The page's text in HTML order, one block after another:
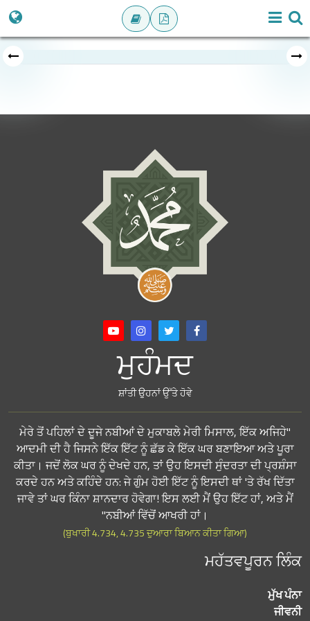
ਮੁਹੰਮਦ
ਸ਼ਾਂਤੀ ਉਹਨਾਂ ਉੱਤੇ ਹੋਵੇ
"ਮੇਰੇ ਤੋਂ ਪਹਿਲਾਂ ਦੇ ਦੂਜੇ ਨਬੀਆਂ ਦੇ ਮੁਕਾਬਲੇ ਮੇਰੀ ਮਿਸਾਲ, ਇੱਕ ਅਜਿਹੇ
ਆਦਮੀ ਦੀ ਹੈ ਜਿਸਨੇ ਇੱਕ ਇੱਟ ਨੂੰ ਛੱਡ ਕੇ ਇੱਕ ਘਰ ਬਣਾਇਆ ਅਤੇ ਪੂਰਾ
ਕੀਤਾ। ਜਦੋਂ ਲੋਕ ਘਰ ਨੂੰ ਦੇਖਦੇ ਹਨ, ਤਾਂ ਉਹ ਇਸਦੀ ਸੁੰਦਰਤਾ ਦੀ ਪ੍ਰਸ਼ੰਸਾ
ਕਰਦੇ ਹਨ ਅਤੇ ਕਹਿੰਦੇ ਹਨ: ਜੇ ਗੁੰਮ ਹੋਈ ਇੱਟ ਨੂੰ ਇਸਦੀ ਥਾਂ 'ਤੇ ਰੱਖ ਦਿੱਤਾ
ਜਾਵੇ ਤਾਂ ਘਰ ਕਿੰਨਾ ਸ਼ਾਨਦਾਰ ਹੋਵੇਗਾ! ਇਸ ਲਈ ਮੈਂ ਉਹ ਇੱਟ ਹਾਂ, ਅਤੇ ਮੈਂ
ਨਬੀਆਂ ਵਿੱਚੋਂ ਆਖਰੀ ਹਾਂ।"
(ਬੁਖਾਰੀ 4.734, 4.735 ਦੁਆਰਾ ਬਿਆਨ ਕੀਤਾ ਗਿਆ)
ਮਹੱਤਵਪੂਰਨ ਲਿੰਕ
ਮੁੱਖ ਪੰਨਾ
ਜੀਵਨੀ